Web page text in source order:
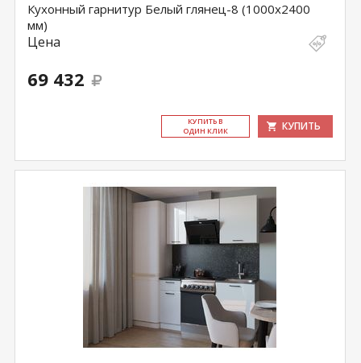
Кухонный гарнитур Белый глянец-8 (1000х2400
мм)
Цена
69 432
КУ­ПИТЬ В
ОДИН КЛИК
КУПИТЬ